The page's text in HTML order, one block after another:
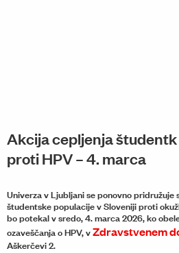
Akcija cepljenja
proti HPV – 4. marca
Univerza v Ljubljani se ponovno pridružuje
študentske populacije v Sloveniji proti
bo potekal v sredo, 4. marca 2026, ko
ozaveščanja o HPV, vZdravstvenem
Aškerčevi 2.